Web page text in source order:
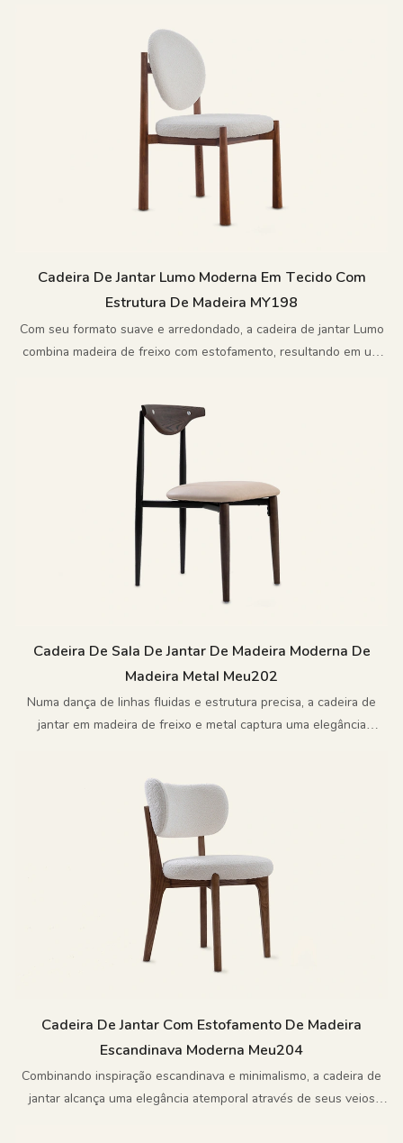
Cadeira De Jantar Lumo Moderna Em Tecido Com
Estrutura De Madeira MY198
Com seu formato suave e arredondado, a cadeira de jantar Lumo
combina madeira de freixo com estofamento, resultando em um
Cadeira De Sala De Jantar De Madeira Moderna De
Madeira Metal Meu202
Numa dança de linhas fluidas e estrutura precisa, a cadeira de
jantar em madeira de freixo e metal captura uma elegância
Cadeira De Jantar Com Estofamento De Madeira
Escandinava Moderna Meu204
Combinando inspiração escandinava e minimalismo, a cadeira de
jantar alcança uma elegância atemporal através de seus veios